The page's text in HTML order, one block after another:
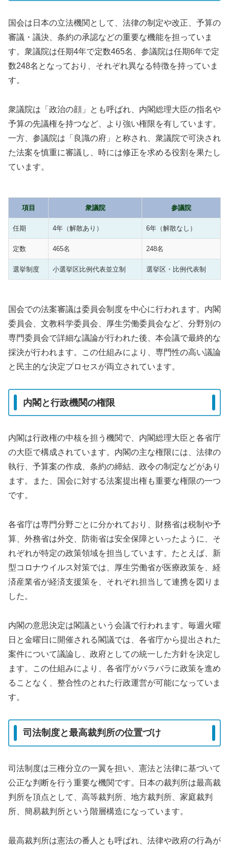
国会は日本の立法機関として、法律の制定や改正、予算の
審議・議決、条約の承認などの重要な機能を担っていま
す。衆議院は任期4年で定数465名、参議院は任期6年で定
数248名となっており、それぞれ異なる特徴を持っていま
す。
衆議院は「政治の顔」とも呼ばれ、内閣総理大臣の指名や
予算の先議権を持つなど、より強い権限を有しています。
一方、参議院は「良識の府」と称され、衆議院で可決され
た法案を慎重に審議し、時には修正を求める役割を果たし
ています。
項目 衆議院 参議院
任期 4年（解散あり） 6年（解散なし）
定数 465名 248名
選挙制度 小選挙区比例代表並立制 選挙区・比例代表制
国会での法案審議は委員会制度を中心に行われます。内閣
委員会、文教科学委員会、厚生労働委員会など、分野別の
専門委員会で詳細な議論が行われた後、本会議で最終的な
採決が行われます。この仕組みにより、専門性の高い議論
と民主的な決定プロセスが両立されています。
内閣と行政機関の権限
内閣は行政権の中核を担う機関で、内閣総理大臣と各省庁
の大臣で構成されています。内閣の主な権限には、法律の
執行、予算案の作成、条約の締結、政令の制定などがあり
ます。また、国会に対する法案提出権も重要な権限の一つ
です。
各省庁は専門分野ごとに分かれており、財務省は税制や予
算、外務省は外交、防衛省は安全保障といったように、そ
れぞれが特定の政策領域を担当しています。たとえば、新
型コロナウイルス対策では、厚生労働省が医療政策を、経
済産業省が経済支援策を、それぞれ担当して連携を図りま
した。
内閣の意思決定は閣議という会議で行われます。毎週火曜
日と金曜日に開催される閣議では、各省庁から提出された
案件について議論し、政府としての統一した方針を決定し
ます。この仕組みにより、各省庁がバラバラに政策を進め
ることなく、整合性のとれた行政運営が可能になっていま
す。
司法制度と最高裁判所の位置づけ
司法制度は三権分立の一翼を担い、憲法と法律に基づいて
公正な判断を行う重要な機関です。日本の裁判所は最高裁
判所を頂点として、高等裁判所、地方裁判所、家庭裁判
所、簡易裁判所という階層構造になっています。
最高裁判所は憲法の番人とも呼ばれ、法律や政府の行為が